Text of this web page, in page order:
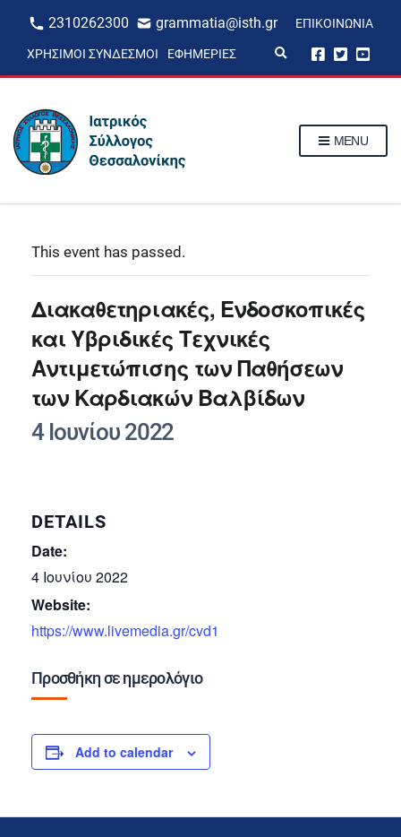
2310262300 grammatia@isth.gr ΕΠΙΚΟΙΝΩΝΊΑ
ΧΡΉΣΙΜΟΙ ΣΎΝΔΕΣΜΟΙ ΕΦΗΜΕΡΊΕΣ
p
MENU
This event has passed.
Διακαθετηριακές, Ενδοσκοπικές
και Υβριδικές Τεχνικές
Αντιμετώπισης των Παθήσεων
των Καρδιακών Βαλβίδων
4 Ιουνίου 2022
DETAILS
Date:
4 Ιουνίου 2022
Website:
https://www.livemedia.gr/cvd1
Προσθήκη σε ημερολόγιο
Add to calendar